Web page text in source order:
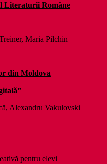
Literaturii Române
Maria Pilchin
din Moldova
Alexandru Vakulovski
pentru elevi